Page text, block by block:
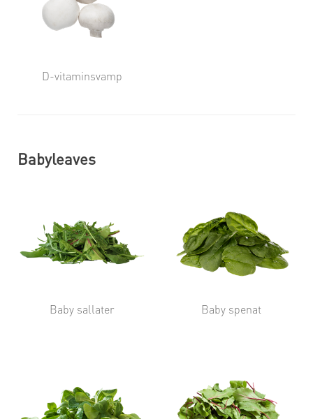
D-vitaminsvamp
Babyleaves
Baby sallater Baby spenat